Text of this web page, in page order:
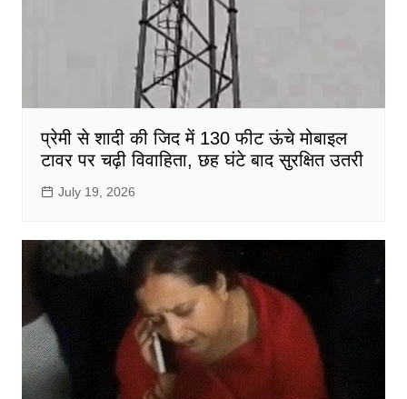
प्रेमी से शादी की जिद में 130 फीट ऊंचे मोबाइल
टावर पर चढ़ी विवाहिता, छह घंटे बाद सुरक्षित उतरी
July 19, 2026